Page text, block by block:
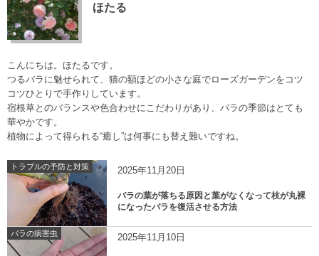
ほたる
こんにちは。ほたるです。
つるバラに魅せられて、猫の額ほどの小さな庭でローズガーデンをコツ
コツひとりで手作りしています。
宿根草とのバランスや色合わせにこだわりがあり、バラの季節はとても
華やかです。
植物によって得られる“癒し”は何事にも替え難いですね。
トラブルの予防と対策 2025年11月20日
バラの葉が落ちる原因と葉がなくなって枝が丸裸
になったバラを復活させる方法
バラの病害虫 2025年11月10日